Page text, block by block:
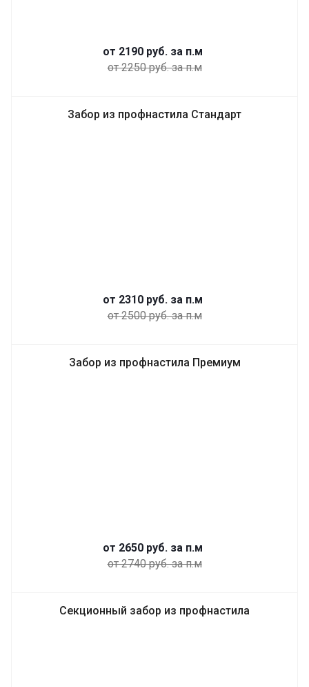
от 2190 руб. за п.м
от 2250 руб. за п.м
Забор из профнастила Стандарт
от 2310 руб. за п.м
от 2500 руб. за п.м
Забор из профнастила Премиум
от 2650 руб. за п.м
от 2740 руб. за п.м
Секционный забор из профнастила